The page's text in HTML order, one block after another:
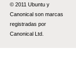
© 2011 Ubuntu y
Canonical son marcas
registradas por
Canonical Ltd.